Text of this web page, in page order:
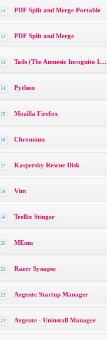
11 PDF Split and Merge Portable
12 PDF Split and Merge
13 Tails (The Amnesic Incognito L...
14 Python
15 Mozilla Firefox
16 Chromium
17 Kaspersky Rescue Disk
18 Vim
19 Trellix Stinger
20 MEmu
21 Razer Synapse
22 Argente Startup Manager
23 Argente - Uninstall Manager